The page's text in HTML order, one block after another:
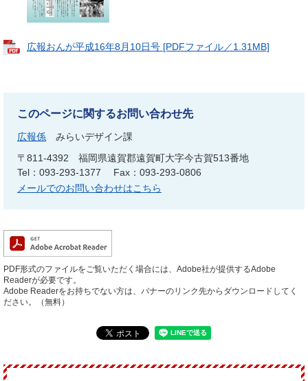
広報おんが平成16年8月10日号 [PDFファイル／1.31MB]
このページに関するお問い合わせ先
広報係
みらいデザイン課
〒811-4392
福岡県遠賀郡遠賀町大字今古賀513番地
Tel：093-293-1377
Fax：093-293-0806
メールでのお問い合わせはこちら
PDF形式のファイルをご覧いただく場合には、Adobe社が提供するAdobe
Readerが必要です。
Adobe Readerをお持ちでない方は、バナーのリンク先からダウンロードしてく
ださい。（無料）